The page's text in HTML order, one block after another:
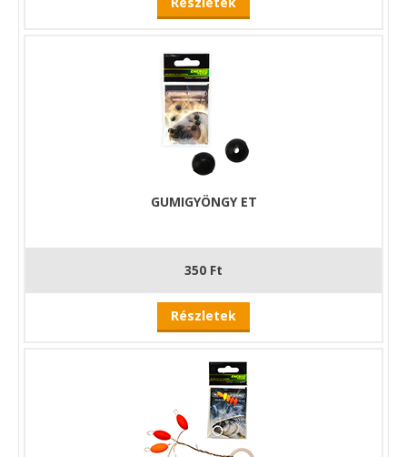
GUMIGYÖNGY ET
350 Ft
Részletek